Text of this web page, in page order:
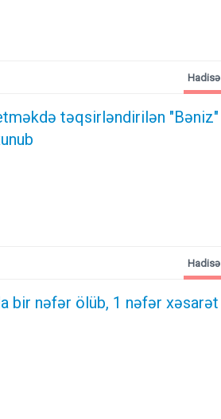
təqsirləndirilən "Bəniz"
Hadisə
bir nəfər ölüb, 1 nəfər xəsarət
Hadisə